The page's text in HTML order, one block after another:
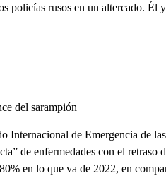
policías rusos en un altercado. Él
del sarampión
de Emergencia de
de enfermedades con el retraso
en lo que va de 2022, en